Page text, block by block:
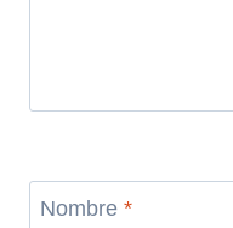
Nombre *